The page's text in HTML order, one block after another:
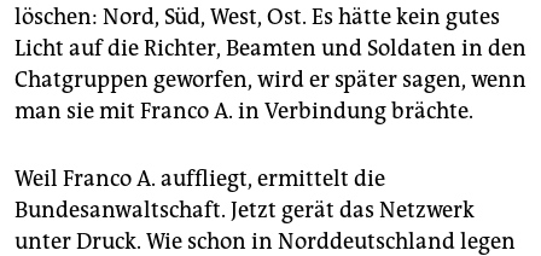
löschen: Nord, Süd, West, Ost. Es hätte kein gutes
Licht auf die Richter, Beamten und Soldaten in den
Chatgruppen geworfen, wird er später sagen, wenn
man sie mit Franco A. in Verbindung brächte.
Weil Franco A. auffliegt, ermittelt die
Bundesanwaltschaft. Jetzt gerät das Netzwerk
unter Druck. Wie schon in Norddeutschland legen